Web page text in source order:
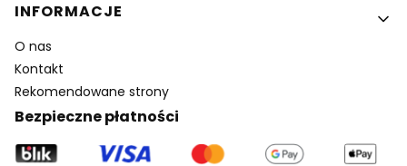
INFORMACJE
O nas
Kontakt
Rekomendowane strony
Bezpieczne płatności